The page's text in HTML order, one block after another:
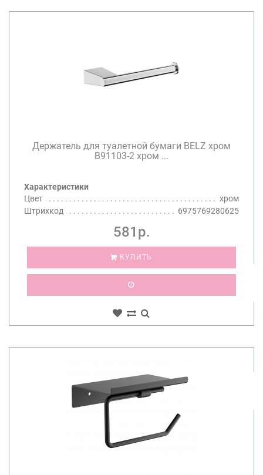
Держатель для туалетной бумаги BELZ хром
B91103-2 хром ...
Характеристики
Цвет
хром
Штрихкод
6975769280625
581р.
КУПИТЬ